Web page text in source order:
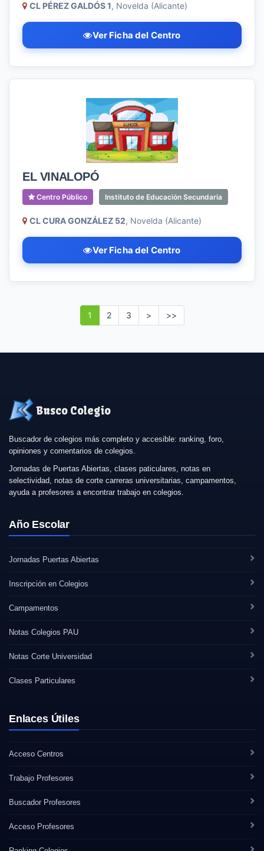
CL PÉREZ GALDÓS 1, Novelda (Alicante)
Ver Ficha del Centro
EL VINALOPÓ
Centro Público Instituto de Educación Secundaria
CL CURA GONZÁLEZ 52, Novelda (Alicante)
Ver Ficha del Centro
1 2 3 > >>
Busco Colegio
Buscador de colegios más completo y accesible: ranking, foro,
opiniones y comentarios de colegios.
Jornadas de Puertas Abiertas, clases paticulares, notas en
selectividad, notas de corte carreras universitarias, campamentos,
ayuda a profesores a encontrar trabajo en colegios.
Año Escolar
Jornadas Puertas Abiertas
Inscripción en Colegios
Campamentos
Notas Colegios PAU
Notas Corte Universidad
Clases Particulares
Enlaces Útiles
Acceso Centros
Trabajo Profesores
Buscador Profesores
Acceso Profesores